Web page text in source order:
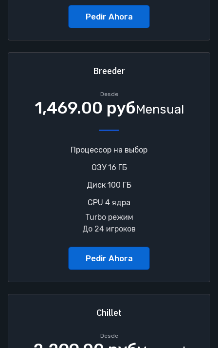
Pedir Ahora
Breeder
Desde
1,469.00 рубMensual
Процессор на выбор
ОЗУ 16 ГБ
Диск 100 ГБ
CPU 4 ядра
Turbo режим
До 24 игроков
Pedir Ahora
Chillet
Desde